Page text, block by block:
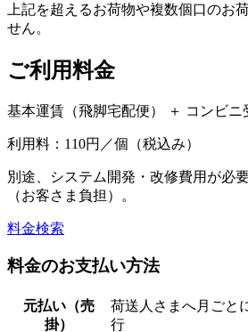
上記を超えるお荷物や複数個口のお
せん。
ご利用料金
基本運賃（飛脚宅配便） ＋ コンビ
利用料：110円／個（税込み）
別途、システム開発・改修費用が必
（お客さま負担）。
料金検索
料金のお支払い方法
元払い（売
掛）
荷送人さまへ月ごと
行